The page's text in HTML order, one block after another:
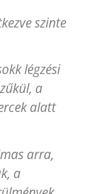
szinte
légzési
a
alatt
arra,
a